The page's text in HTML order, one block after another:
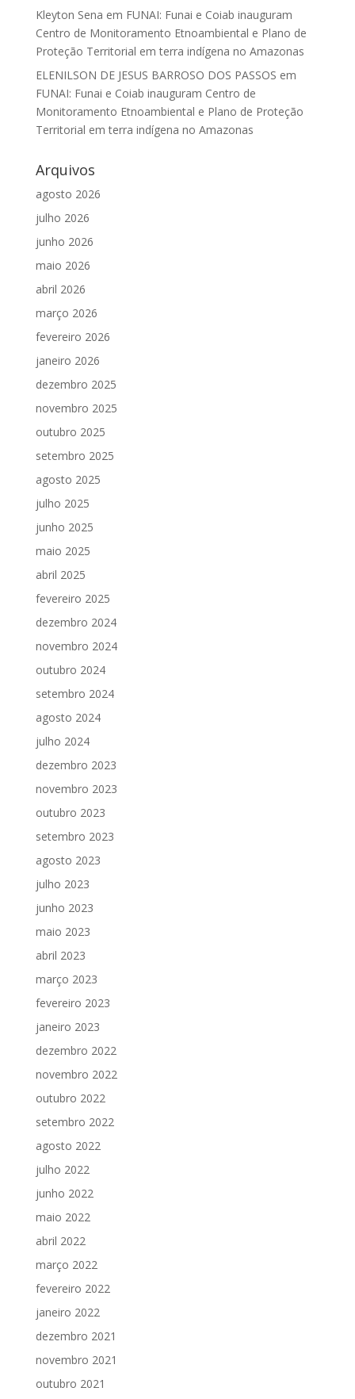
Kleyton Sena em FUNAI: Funai e Coiab inauguram
Centro de Monitoramento Etnoambiental e Plano de
Proteção Territorial em terra indígena no Amazonas
ELENILSON DE JESUS BARROSO DOS PASSOS em
FUNAI: Funai e Coiab inauguram Centro de
Monitoramento Etnoambiental e Plano de Proteção
Territorial em terra indígena no Amazonas
Arquivos
agosto 2026
julho 2026
junho 2026
maio 2026
abril 2026
março 2026
fevereiro 2026
janeiro 2026
dezembro 2025
novembro 2025
outubro 2025
setembro 2025
agosto 2025
julho 2025
junho 2025
maio 2025
abril 2025
fevereiro 2025
dezembro 2024
novembro 2024
outubro 2024
setembro 2024
agosto 2024
julho 2024
dezembro 2023
novembro 2023
outubro 2023
setembro 2023
agosto 2023
julho 2023
junho 2023
maio 2023
abril 2023
março 2023
fevereiro 2023
janeiro 2023
dezembro 2022
novembro 2022
outubro 2022
setembro 2022
agosto 2022
julho 2022
junho 2022
maio 2022
abril 2022
março 2022
fevereiro 2022
janeiro 2022
dezembro 2021
novembro 2021
outubro 2021